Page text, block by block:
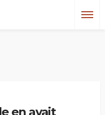
en avait